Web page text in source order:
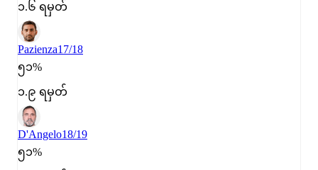
၁.၆ ရမှတ်
Pazienza17/18
၅၁%
၁.၉ ရမှတ်
D'Angelo18/19
၅၁%